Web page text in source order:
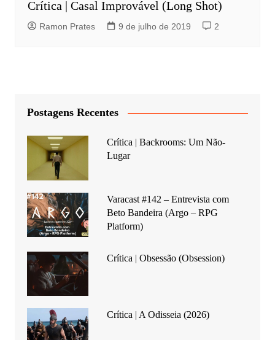
Crítica | Casal Improvável (Long Shot)
Ramon Prates 9 de julho de 2019 2
Postagens Recentes
Crítica | Backrooms: Um Não-
Lugar
Varacast #142 – Entrevista com
Beto Bandeira (Argo – RPG
Platform)
Crítica | Obsessão (Obsession)
Crítica | A Odisseia (2026)